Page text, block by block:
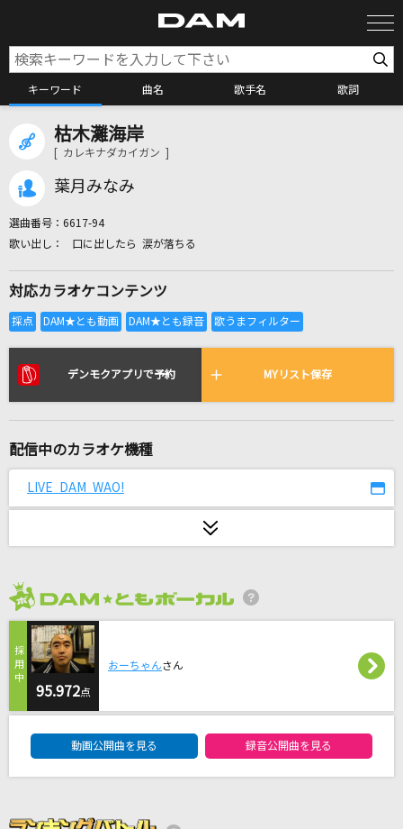
キーワード 曲名 歌手名 歌詞
全国りれき
リアルタイムで歌われている曲の一覧
水曜日の午後
JANE DOE(ビデオクリップバージョン)
清水美依紗
[生音]カワキヲアメク
ハレンチ
ちゃんみな
金曜日のおはよう-another story- feat.成海聖
枯木灘海岸
[ カレキナダカイガン ]
葉月みなみ
選曲番号： 6617-94
口に出したら 涙が落ちる
対応カラオケコンテンツ
デンモクアプリで予約 MYリスト保存
配信中のカラオケ機種
LIVE DAM WAO!
95.972点
おーちゃんさん
動画公開曲を見る 録音公開曲を見る